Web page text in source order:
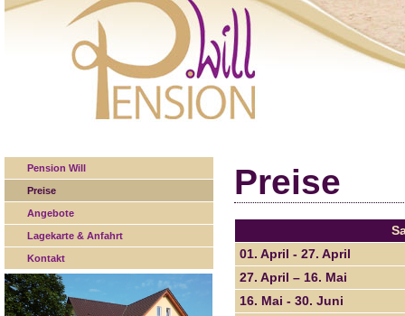
Pension Will
Preise
Angebote
Lagekarte & Anfahrt
Kontakt
Preise
01. April - 27. April
27. April – 16. Mai
16. Mai - 30. Juni